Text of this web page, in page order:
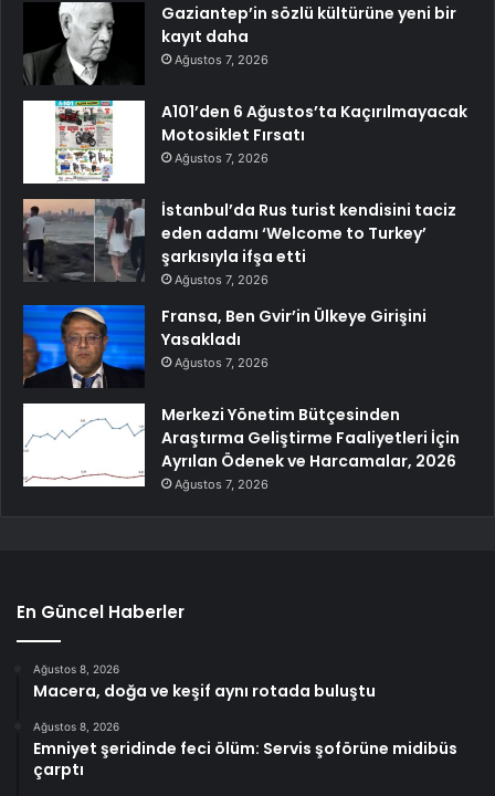
Gaziantep’in sözlü kültürüne yeni bir
kayıt daha
Ağustos 7, 2026
A101’den 6 Ağustos’ta Kaçırılmayacak
Motosiklet Fırsatı
Ağustos 7, 2026
İstanbul’da Rus turist kendisini taciz
eden adamı ‘Welcome to Turkey’
şarkısıyla ifşa etti
Ağustos 7, 2026
Fransa, Ben Gvir’in Ülkeye Girişini
Yasakladı
Ağustos 7, 2026
Merkezi Yönetim Bütçesinden
Araştırma Geliştirme Faaliyetleri İçin
Ayrılan Ödenek ve Harcamalar, 2026
Ağustos 7, 2026
En Güncel Haberler
Ağustos 8, 2026
Macera, doğa ve keşif aynı rotada buluştu
Ağustos 8, 2026
Emniyet şeridinde feci ölüm: Servis şoförüne midibüs
çarptı